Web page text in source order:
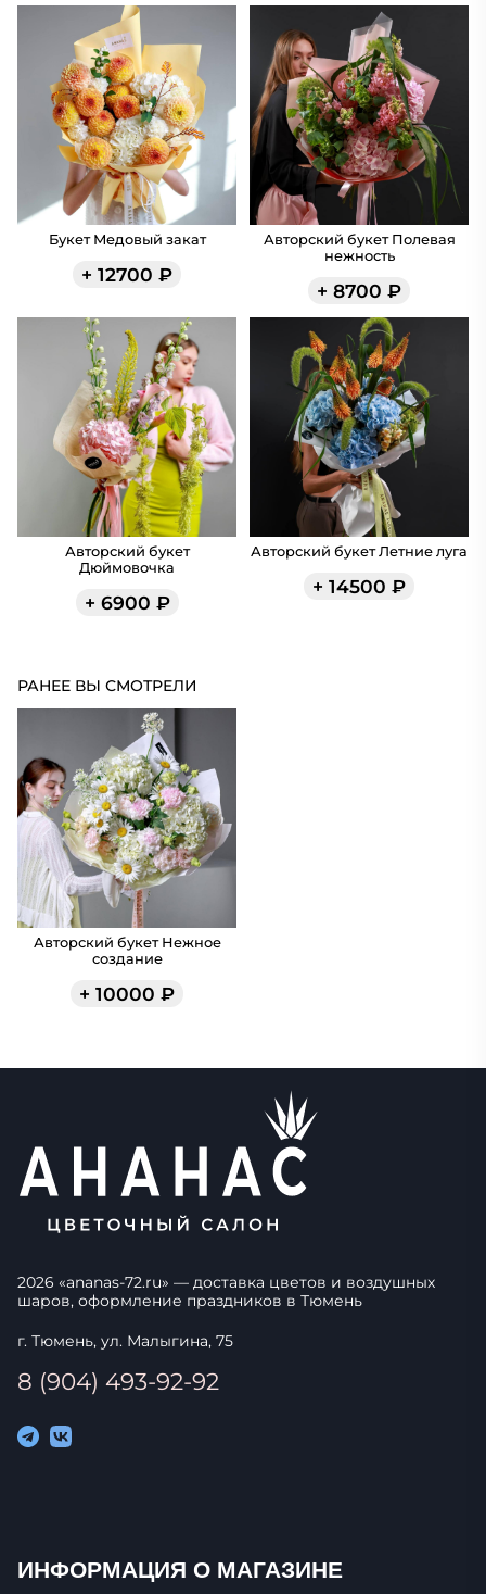
Букет Медовый закат
+ 12700 ₽
Авторский букет Полевая
нежность
+ 8700 ₽
Авторский букет
Дюймовочка
+ 6900 ₽
Авторский букет Летние луга
+ 14500 ₽
РАНЕЕ ВЫ СМОТРЕЛИ
Авторский букет Нежное
создание
+ 10000 ₽
2026 «ananas-72.ru» — доставка цветов и воздушных
шаров, оформление праздников в Тюмень
г. Тюмень, ул. Малыгина, 75
8 (904) 493-92-92
ИНФОРМАЦИЯ О МАГАЗИНЕ